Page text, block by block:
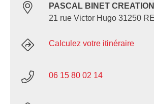
PASCAL BINET
21 rue Victor Hugo 31250
Calculez votre itinéraire
06 15 80 02 14